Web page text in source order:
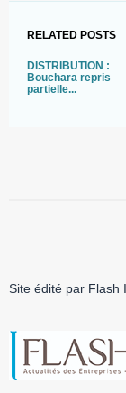
RELATED POSTS
DISTRIBUTION :
Bouchara repris
partielle...
Site édité par Flash